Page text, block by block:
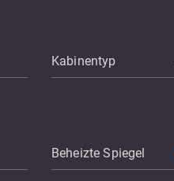
Kabinentyp
Beheizte Spiegel